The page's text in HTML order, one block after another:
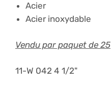
Acier
Acier inoxydable
Vendu par paquet de 25
11-W 042 4 1/2"